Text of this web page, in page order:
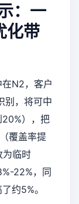
：一
化带
N2，客户
别，将可中
），把
覆盖率提
为临时
22%，同
约5%。